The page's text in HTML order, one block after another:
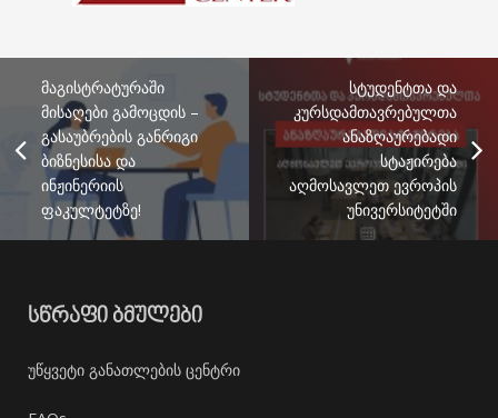
მაგისტრატურაში
მისაღები გამოცდის –
გასაუბრების განრიგი
ბიზნესისა და
ინჟინერიის
ფაკულტეტზე!
სტუდენტთა და
კურსდამთავრებულთა
ანაზღაურებადი
სტაჟირება
აღმოსავლეთ ევროპის
უნივერსიტეტში
ᲡᲬᲠᲐᲤᲘ ᲑᲛᲣᲚᲔᲑᲘ
უწყვეტი განათლების ცენტრი